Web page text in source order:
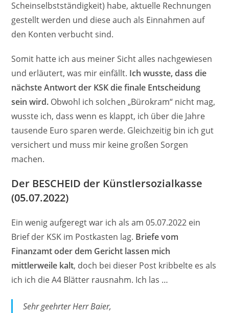
Scheinselbstständigkeit) habe, aktuelle Rechnungen
gestellt werden und diese auch als Einnahmen auf
den Konten verbucht sind.
Somit hatte ich aus meiner Sicht alles nachgewiesen
und erläutert, was mir einfällt. Ich wusste, dass die
nächste Antwort der KSK die finale Entscheidung
sein wird. Obwohl ich solchen „Bürokram“ nicht mag,
wusste ich, dass wenn es klappt, ich über die Jahre
tausende Euro sparen werde. Gleichzeitig bin ich gut
versichert und muss mir keine großen Sorgen
machen.
Der BESCHEID der Künstlersozialkasse
(05.07.2022)
Ein wenig aufgeregt war ich als am 05.07.2022 ein
Brief der KSK im Postkasten lag. Briefe vom
Finanzamt oder dem Gericht lassen mich
mittlerweile kalt, doch bei dieser Post kribbelte es als
ich ich die A4 Blätter rausnahm. Ich las …
Sehr geehrter Herr Baier,